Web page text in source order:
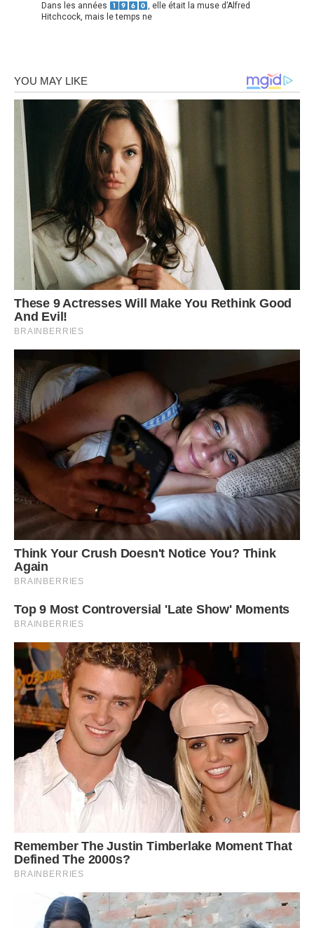
Dans les années
, elle était la muse d’Alfred
Hitchcock, mais le temps ne